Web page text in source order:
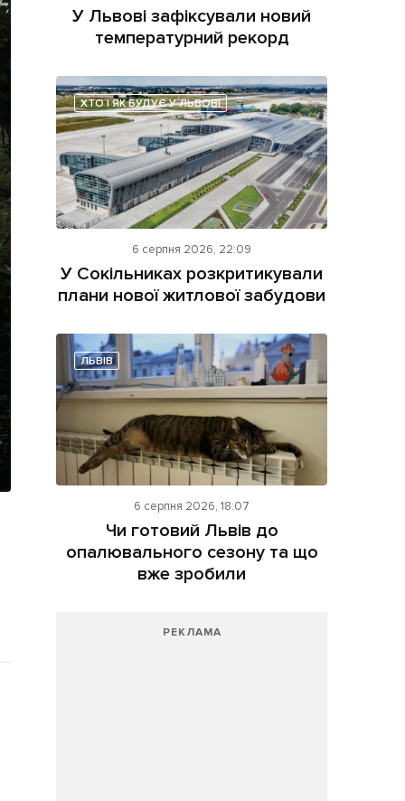
на сайті
У Львові зафіксували новий
температурний рекорд
ХТО І ЯК БУДУЄ У ЛЬВОВІ
6 серпня 2026, 22:09
У Сокільниках розкритикували
плани нової житлової забудови
ЛЬВІВ
6 серпня 2026, 18:07
Чи готовий Львів до
опалювального сезону та що
вже зробили
РЕКЛАМА